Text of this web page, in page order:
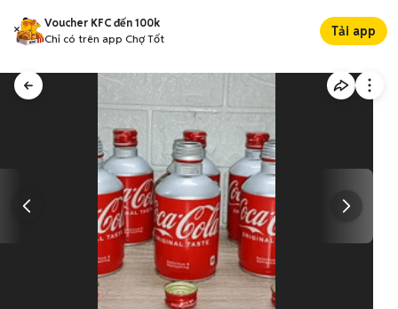
Voucher KFC đến 100k
Chỉ có trên app Chợ Tốt
Tải app